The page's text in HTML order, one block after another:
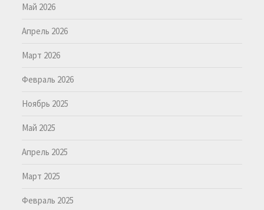
Май 2026
Апрель 2026
Март 2026
Февраль 2026
Ноябрь 2025
Май 2025
Апрель 2025
Март 2025
Февраль 2025